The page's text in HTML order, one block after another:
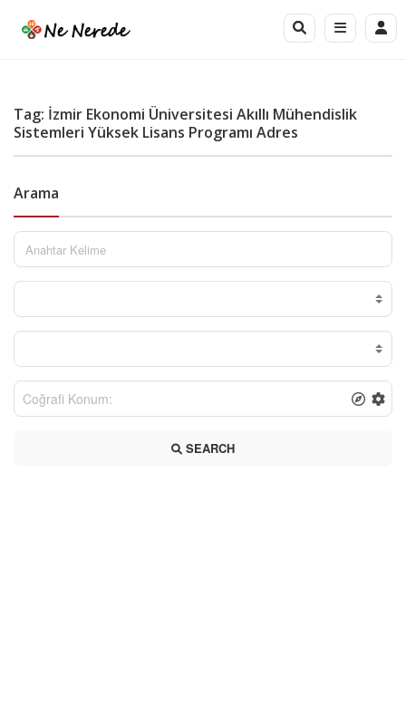
Tag: İzmir Ekonomi Üniversitesi Akıllı Mühendislik
Sistemleri Yüksek Lisans Programı Adres
Arama
SEARCH